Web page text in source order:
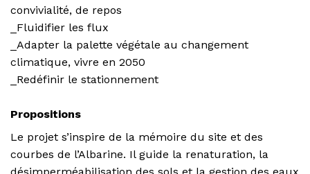
convivialité, de repos
_Fluidifier les flux
_Adapter la palette végétale au changement
climatique, vivre en 2050
_Redéfinir le stationnement
Propositions
Le projet s’inspire de la mémoire du site et des
courbes de l’Albarine. Il guide la renaturation, la